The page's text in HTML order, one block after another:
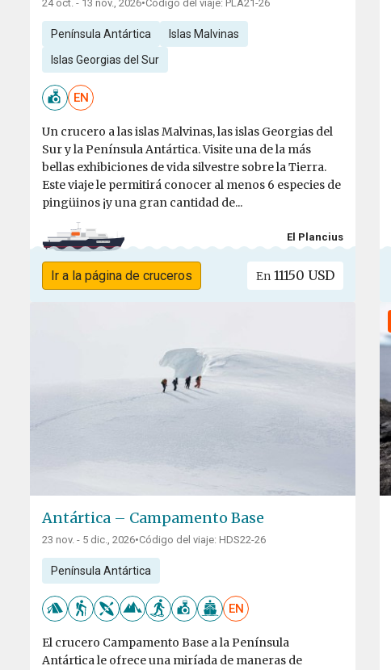
24 oct. - 13 nov., 2026•Código del viaje: PLA21-26
Península Antártica Islas Malvinas
Islas Georgias del Sur
EN
Un crucero a las islas Malvinas, las islas Georgias del
Sur y la Península Antártica. Visite una de la más
bellas exhibiciones de vida silvestre sobre la Tierra.
Este viaje le permitirá conocer al menos 6 especies de
pingüinos ¡y una gran cantidad de...
El Plancius
Ir a la página de cruceros En 11150 USD
Antártica – Campamento Base
23 nov. - 5 dic., 2026•Código del viaje: HDS22-26
Península Antártica
EN
El crucero Campamento Base a la Península
Antártica le ofrece una miríada de maneras de